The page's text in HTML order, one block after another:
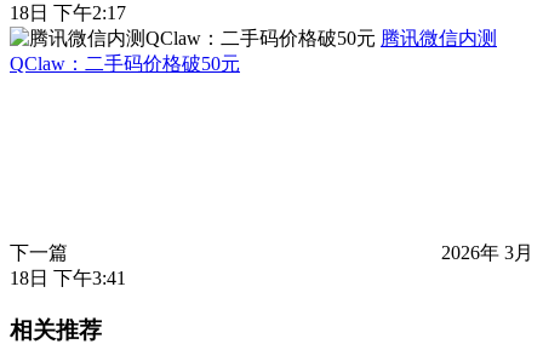
18日 下午2:17
腾讯微信内测
QClaw：二手码价格破50元
下一篇
2026年 3月
18日 下午3:41
相关推荐